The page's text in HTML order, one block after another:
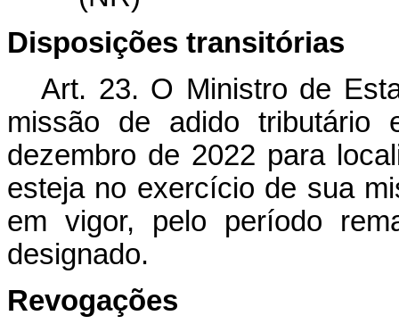
Disposições transitórias
Art. 23. O Ministro de
missão de adido tributário
dezembro de 2022 para
esteja no exercício de sua
em vigor, pelo período
designado.
Revogações